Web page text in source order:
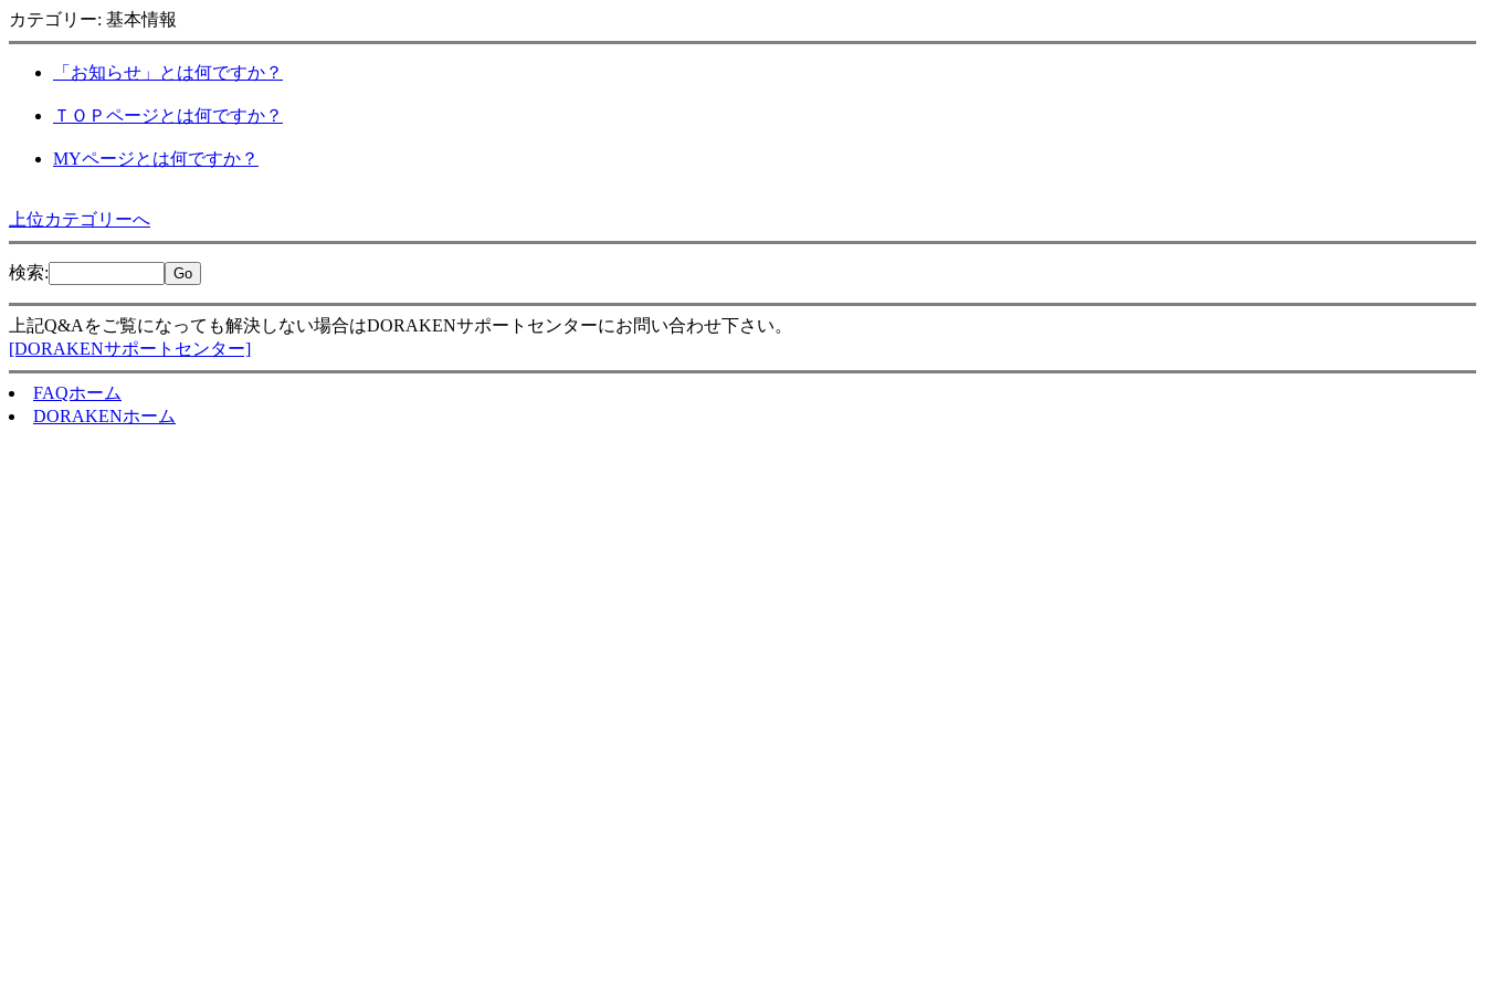
カテゴリー: 基本情報
「お知らせ」とは何ですか？
ＴＯＰページとは何ですか？
MYページとは何ですか？
上位カテゴリーへ
検索:
上記Q&Aをご覧になっても解決しない場合はDORAKENサポートセンターにお問い合わせ下さい。
[DORAKENサポートセンター]
FAQホーム
DORAKENホーム